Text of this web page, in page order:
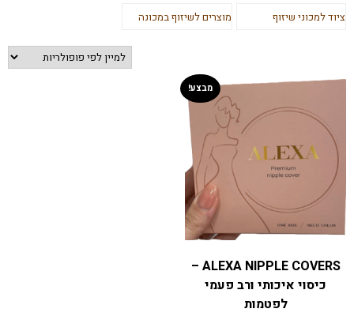
מחירים וחבילות
שיזוף במכונה
שיזוף בהתזה
חנות
סניפים
טיפול באור אדום
ציוד למכוני שיזוף
מוצרים לשיזוף במכונה
מבצע!
ALEXA NIPPLE COVERS –
כיסוי איכותי ורב פעמי
לפטמות